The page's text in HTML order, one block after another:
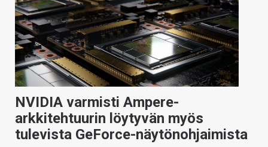
NVIDIA varmisti Ampere-
arkkitehtuurin löytyvän myös
tulevista GeForce-näytönohjaimista